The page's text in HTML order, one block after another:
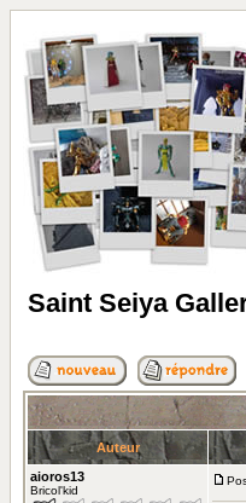
Saint Seiya
Auteur
aioros13
Bricol'kid